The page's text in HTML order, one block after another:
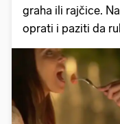
graha ili rajčice.
oprati i paziti da